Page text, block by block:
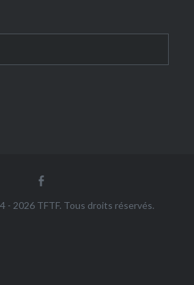
- 2026 TFTF. Tous droits réservés.